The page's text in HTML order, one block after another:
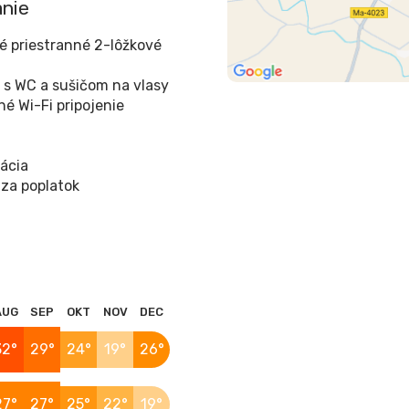
priestranné 2-lôžkové
WC a sušičom na vlasy
Wi-Fi pripojenie
poplatok
SEP OKT NOV DEC
29° 24° 19° 26°
27° 25° 22° 19°